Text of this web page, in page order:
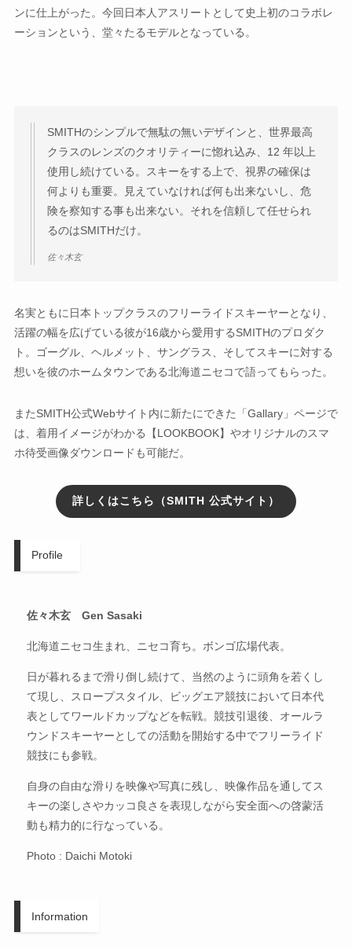
ンに仕上がった。今回日本人アスリートとして史上初のコラボレ
ーションという、堂々たるモデルとなっている。
SMITHのシンプルで無駄の無いデザインと、世界最高
クラスのレンズのクオリティーに惚れ込み、12 年以上
使用し続けている。スキーをする上で、視界の確保は
何よりも重要。見えていなければ何も出来ないし、危
険を察知する事も出来ない。それを信頼して任せられ
るのはSMITHだけ。
佐々木玄
名実ともに日本トップクラスのフリーライドスキーヤーとなり、
活躍の幅を広げている彼が16歳から愛用するSMITHのプロダク
ト。ゴーグル、ヘルメット、サングラス、そしてスキーに対する
想いを彼のホームタウンである北海道ニセコで語ってもらった。
またSMITH公式Webサイト内に新たにできた「Gallary」ページで
は、着用イメージがわかる【LOOKBOOK】やオリジナルのスマ
ホ待受画像ダウンロードも可能だ。
詳しくはこちら（SMITH 公式サイト）
Profile
佐々木玄 Gen Sasaki
北海道ニセコ生まれ、ニセコ育ち。ボンゴ広場代表。
日が暮れるまで滑り倒し続けて、当然のように頭角を若くし
て現し、スロープスタイル、ビッグエア競技において日本代
表としてワールドカップなどを転戦。競技引退後、オールラ
ウンドスキーヤーとしての活動を開始する中でフリーライド
競技にも参戦。
自身の自由な滑りを映像や写真に残し、映像作品を通してス
キーの楽しさやカッコ良さを表現しながら安全面への啓蒙活
動も精力的に行なっている。
Photo : Daichi Motoki
Information